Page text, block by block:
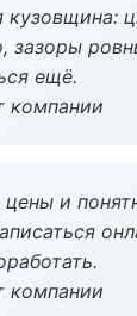
кузовщина:
зазоры
ещё.
компании
и
компании